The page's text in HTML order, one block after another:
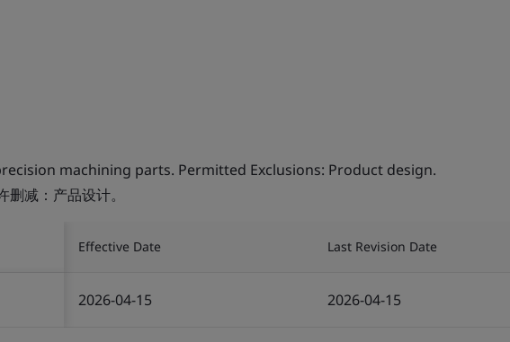
machining parts. Permitted Exclusions: Product design.
减：产品设计。
Effective Date Last Revision Date
2026-04-15 2026-04-15